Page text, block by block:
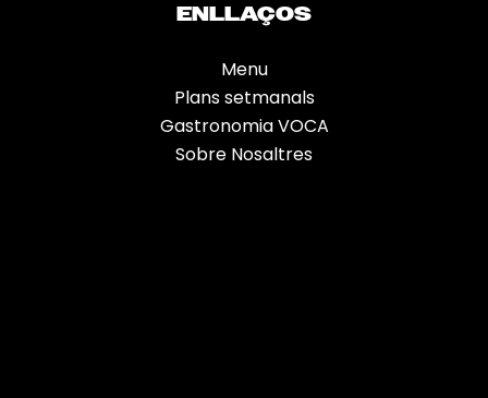
ENLLAÇOS
Menu
Plans setmanals
Gastronomia VOCA
Sobre Nosaltres